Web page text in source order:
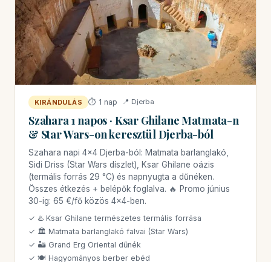
KIRÁNDULÁS ⏱ 1 nap 📍 Djerba
Szahara 1 napos · Ksar Ghilane Matmata-n
& Star Wars-on keresztül Djerba-ból
Szahara napi 4×4 Djerba-ból: Matmata barlanglakó,
Sidi Driss (Star Wars díszlet), Ksar Ghilane oázis
(termális forrás 29 °C) és napnyugta a dűnéken.
Összes étkezés + belépők foglalva. 🔥 Promo június
30-ig: 65 €/fő közös 4×4-ben.
✓ ♨️ Ksar Ghilane természetes termális forrása
✓ 🏛 Matmata barlanglakó falvai (Star Wars)
✓ 🏜 Grand Erg Oriental dűnék
✓ 🍽 Hagyományos berber ebéd